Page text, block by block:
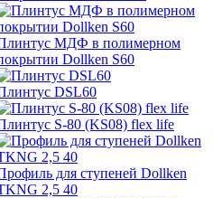
МДФ в полимерном
Dollken S60
DSL60
S-80 (KS08) flex life
для ступеней Dollken
2,5 40